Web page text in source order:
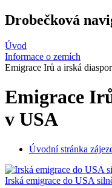
Drobečková
Úvod
Informace o zemích
Emigrace Irů a irská
Emigrace
v USA
Úvodní stránka
Irská emigrace do USA